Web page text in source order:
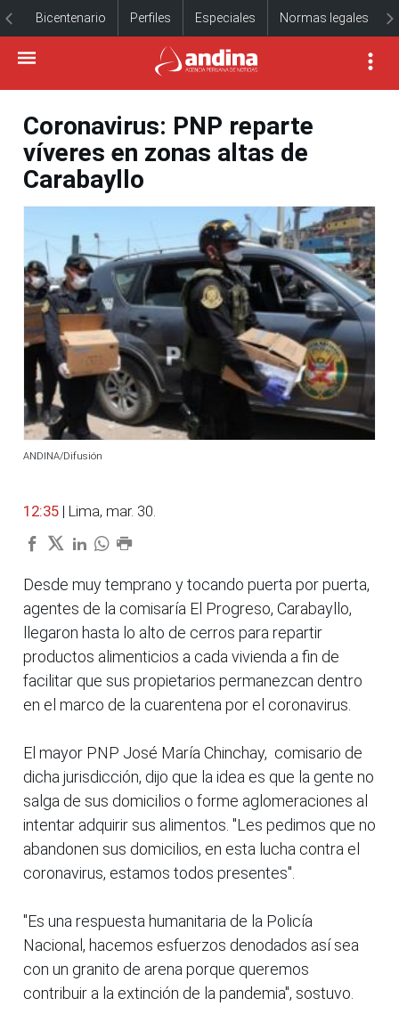
Bicentenario Perfiles Especiales Normas legales
Coronavirus: PNP reparte
víveres en zonas altas de
Carabayllo
ANDINA/Difusión
12:35 | Lima, mar. 30.
Desde muy temprano y tocando puerta por puerta,
agentes de la comisaría El Progreso, Carabayllo,
llegaron hasta lo alto de cerros para repartir
productos alimenticios a cada vivienda a fin de
facilitar que sus propietarios permanezcan dentro
en el marco de la cuarentena por el coronavirus.
El mayor PNP José María Chinchay, comisario de
dicha jurisdicción, dijo que la idea es que la gente no
salga de sus domicilios o forme aglomeraciones al
intentar adquirir sus alimentos. "Les pedimos que no
abandonen sus domicilios, en esta lucha contra el
coronavirus, estamos todos presentes".
"Es una respuesta humanitaria de la Policía
Nacional, hacemos esfuerzos denodados así sea
con un granito de arena porque queremos
contribuir a la extinción de la pandemia", sostuvo.